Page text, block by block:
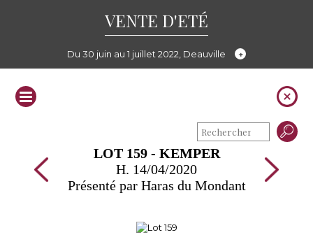
VENTE D'ETÉ
Du 30 juin au 1 juillet 2022, Deauville
LOT 159 - KEMPER
H. 14/04/2020
Présenté par Haras du Mondant